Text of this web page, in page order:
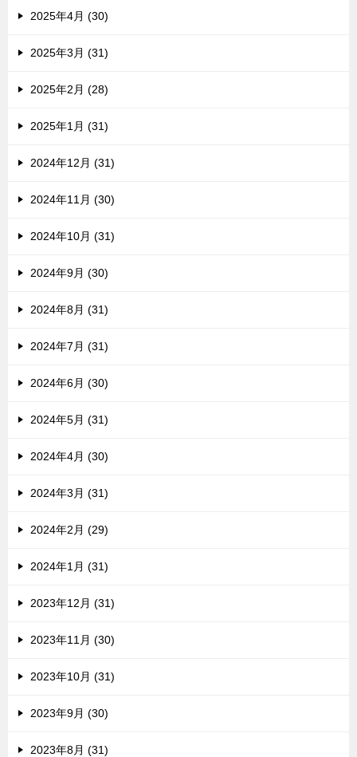
2025年4月 (30)
2025年3月 (31)
2025年2月 (28)
2025年1月 (31)
2024年12月 (31)
2024年11月 (30)
2024年10月 (31)
2024年9月 (30)
2024年8月 (31)
2024年7月 (31)
2024年6月 (30)
2024年5月 (31)
2024年4月 (30)
2024年3月 (31)
2024年2月 (29)
2024年1月 (31)
2023年12月 (31)
2023年11月 (30)
2023年10月 (31)
2023年9月 (30)
2023年8月 (31)